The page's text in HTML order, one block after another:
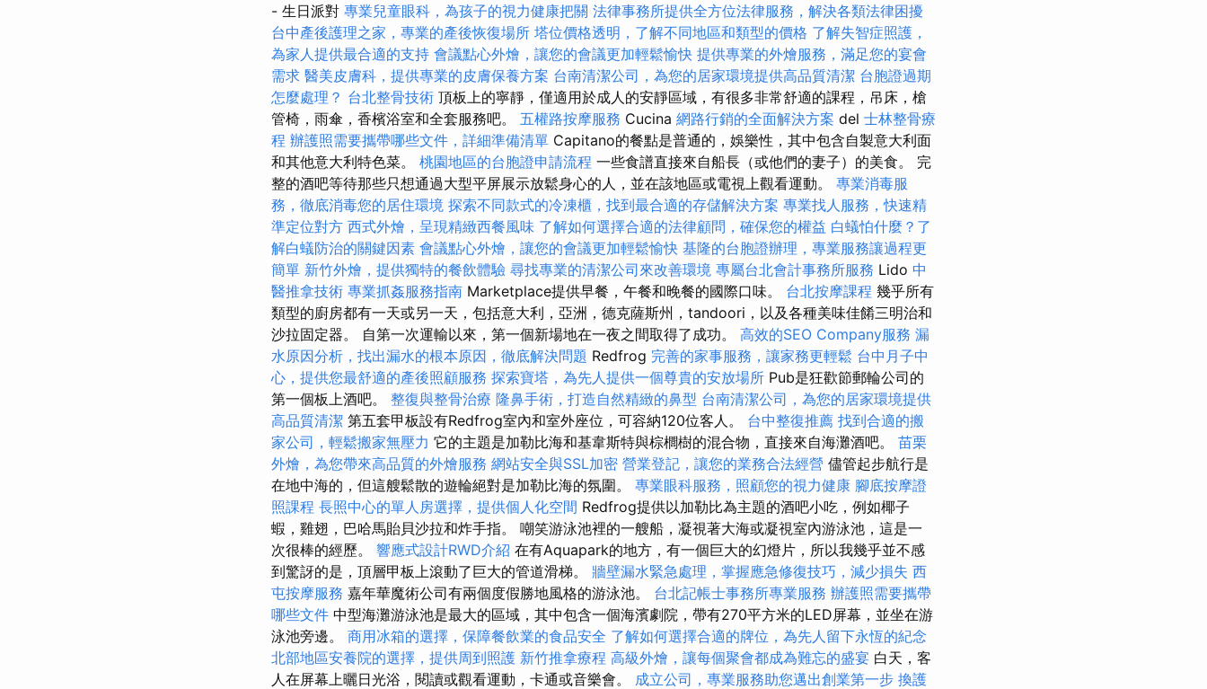
- 生日派對 專業兒童眼科，為孩子的視力健康把關 法律事務所提供全方位法律服務，解決各類法律困擾
台中產後護理之家，專業的產後恢復場所 塔位價格透明，了解不同地區和類型的價格 了解失智症照護，
為家人提供最合適的支持 會議點心外燴，讓您的會議更加輕鬆愉快 提供專業的外燴服務，滿足您的宴會
需求 醫美皮膚科，提供專業的皮膚保養方案 台南清潔公司，為您的居家環境提供高品質清潔 台胞證過期
怎麼處理？ 台北整骨技術 頂板上的寧靜，僅適用於成人的安靜區域，有很多非常舒適的課程，吊床，槍
管椅，雨傘，香檳浴室和全套服務吧。 五權路按摩服務 Cucina 網路行銷的全面解決方案 del 士林整骨療
程 辦護照需要攜帶哪些文件，詳細準備清單 Capitano的餐點是普通的，娛樂性，其中包含自製意大利面
和其他意大利特色菜。 桃園地區的台胞證申請流程 一些食譜直接來自船長（或他們的妻子）的美食。 完
整的酒吧等待那些只想通過大型平屏展示放鬆身心的人，並在該地區或電視上觀看運動。 專業消毒服
務，徹底消毒您的居住環境 探索不同款式的冷凍櫃，找到最合適的存儲解決方案 專業找人服務，快速精
準定位對方 西式外燴，呈現精緻西餐風味 了解如何選擇合適的法律顧問，確保您的權益 白蟻怕什麼？了
解白蟻防治的關鍵因素 會議點心外燴，讓您的會議更加輕鬆愉快 基隆的台胞證辦理，專業服務讓過程更
簡單 新竹外燴，提供獨特的餐飲體驗 尋找專業的清潔公司來改善環境 專屬台北會計事務所服務 Lido 中
醫推拿技術 專業抓姦服務指南 Marketplace提供早餐，午餐和晚餐的國際口味。 台北按摩課程 幾乎所有
類型的廚房都有一天或另一天，包括意大利，亞洲，德克薩斯州，tandoori，以及各種美味佳餚三明治和
沙拉固定器。 自第一次運輸以來，第一個新場地在一夜之間取得了成功。 高效的SEO Company服務 漏
水原因分析，找出漏水的根本原因，徹底解決問題 Redfrog 完善的家事服務，讓家務更輕鬆 台中月子中
心，提供您最舒適的產後照顧服務 探索寶塔，為先人提供一個尊貴的安放場所 Pub是狂歡節郵輪​​公司的
第一個板上酒吧。 整復與整骨治療 隆鼻手術，打造自然精緻的鼻型 台南清潔公司，為您的居家環境提供
高品質清潔 第五套甲板設有Redfrog室內和室外座位，可容納120位客人。 台中整復推薦 找到合適的搬
家公司，輕鬆搬家無壓力 它的主題是加勒比海和基韋斯特與棕櫚樹的混合物，直接來自海灘酒吧。 苗栗
外燴，為您帶來高品質的外燴服務 網站安全與SSL加密 營業登記，讓您的業務合法經營 儘管起步航行是
在地中海的，但這艘鬆散的遊輪絕對是加勒比海的氛圍。 專業眼科服務，照顧您的視力健康 腳底按摩證
照課程 長照中心的單人房選擇，提供個人化空間 Redfrog提供以加勒比為主題的酒吧小吃，例如椰子
蝦，雞翅，巴哈馬貽貝沙拉和炸手指。 嘲笑游泳池裡的一艘船，凝視著大海或凝視室內游泳池，這是一
次很棒的經歷。 響應式設計RWD介紹 在有Aquapark的地方，有一個巨大的幻燈片，所以我幾乎並不感
到驚訝的是，頂層甲板上滾動了巨大的管道滑梯。 牆壁漏水緊急處理，掌握應急修復技巧，減少損失 西
屯按摩服務 嘉年華魔術公司有兩個度假勝地風格的游泳池。 台北記帳士事務所專業服務 辦護照需要攜帶
哪些文件 中型海灘游泳池是最大的區域，其中包含一個海濱劇院，帶有270平方米的LED屏幕，並坐在游
泳池旁邊。 商用冰箱的選擇，保障餐飲業的食品安全 了解如何選擇合適的牌位，為先人留下永恆的紀念
北部地區安養院的選擇，提供周到照護 新竹推拿療程 高級外燴，讓每個聚會都成為難忘的盛宴 白天，客
人在屏幕上曬日光浴，閱讀或觀看運動，卡通或音樂會。 成立公司，專業服務助您邁出創業第一步 換護